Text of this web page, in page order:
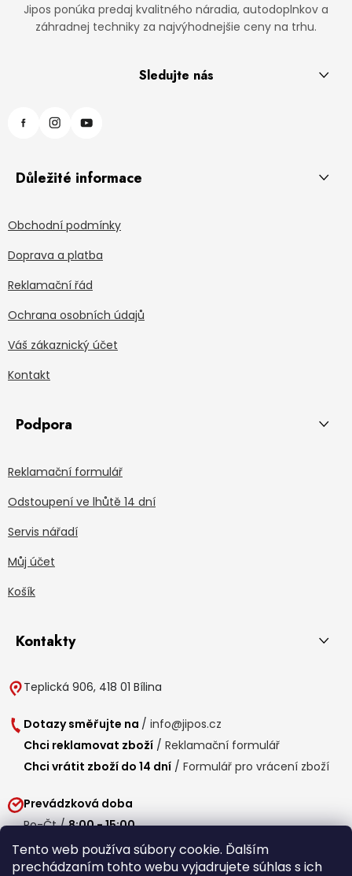
Tento web používa súbory cookie. Ďalším
prechádzaním tohto webu vyjadrujete súhlas s ich
Jipos ponúka predaj kvalitného náradia, autodoplnkov a
záhradnej techniky za najvýhodnejšie ceny na trhu.
Sledujte nás
Důležité informace
Obchodní podmínky
Doprava a platba
Reklamační řád
Ochrana osobních údajů
Váš zákaznický účet
Kontakt
Podpora
Reklamační formulář
Odstoupení ve lhůtě 14 dní
Servis nářadí
Můj účet
Košík
Kontakty
Teplická 906, 418 01 Bílina
Dotazy směřujte na / info@jipos.cz
Chci reklamovat zboží / Reklamační formulář
Chci vrátit zboží do 14 dní / Formulář pro vrácení zboží
Prevádzková doba
Po-Čt /8:00 - 15:00
Pá / 7:30 - 14:30
Obedňajšia prestávka /11:00 - 11:30